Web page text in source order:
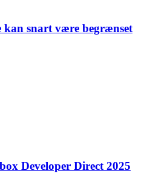
kan snart være begrænset
Developer Direct 2025